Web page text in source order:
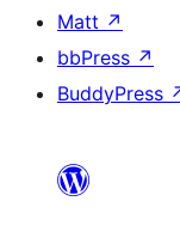
Matt ↗
bbPress ↗
BuddyPress